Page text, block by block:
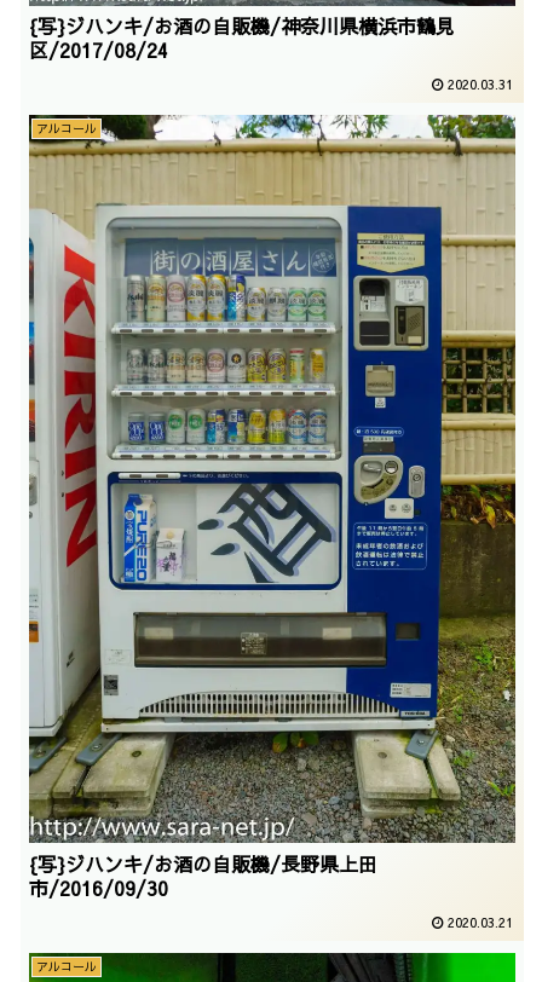
{写}ジハンキ/お酒の自販機/神奈川県横浜市鶴見
区/2017/08/24
2020.03.31
アルコール
{写}ジハンキ/お酒の自販機/長野県上田
市/2016/09/30
2020.03.21
アルコール